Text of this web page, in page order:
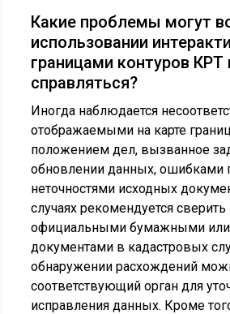
Какие проблемы могут
использовании
границами контуров КРТ
справляться?
Иногда наблюдается
отображаемыми на карте
положением дел, вызванное
обновлении данных, ошибками
неточностями исходных
случаях рекомендуется
официальными бумажными
документами в кадастровых
обнаружении расхождений
соответствующий орган для
исправления данных. Кроме